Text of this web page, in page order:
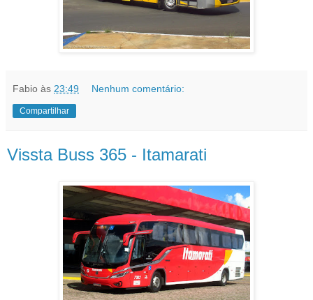
Fabio às 23:49 Nenhum comentário:
Compartilhar
Vissta Buss 365 - Itamarati